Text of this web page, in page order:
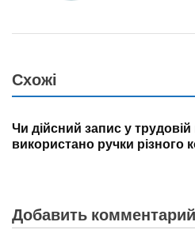
Схожі
Чи дійсний запис у
використано ручки різного
Добавить комментарий